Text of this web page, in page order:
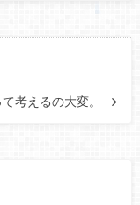
考えるの大変。